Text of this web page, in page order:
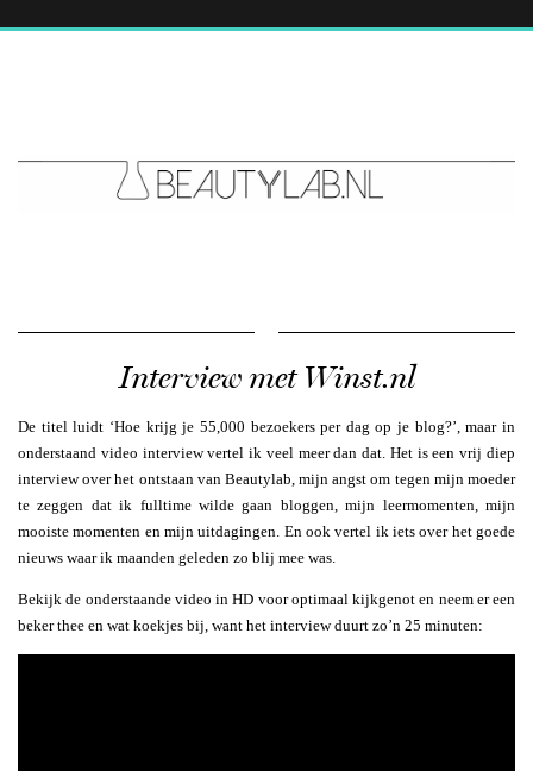
Interview met Winst.nl
De titel luidt ‘Hoe krijg je 55,000 bezoekers per dag op je blog?’, maar in
onderstaand video interview vertel ik veel meer dan dat. Het is een vrij diep
interview over het ontstaan van Beautylab, mijn angst om tegen mijn moeder
te zeggen dat ik fulltime wilde gaan bloggen, mijn leermomenten, mijn
mooiste momenten en mijn uitdagingen. En ook vertel ik iets over het goede
nieuws waar ik maanden geleden zo blij mee was.
Bekijk de onderstaande video in HD voor optimaal kijkgenot en neem er een
beker thee en wat koekjes bij, want het interview duurt zo’n 25 minuten: